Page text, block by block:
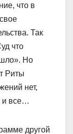
что в
Так
что
Но
Риты
нет,
и все…
другой